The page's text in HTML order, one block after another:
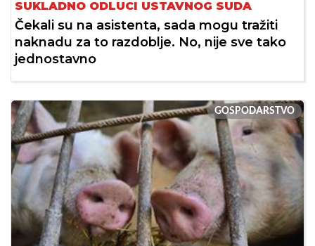
SUKLADNO ODLUCI USTAVNOG SUDA
Čekali su na asistenta, sada mogu tražiti
naknadu za to razdoblje. No, nije sve tako
jednostavno
GOSPODARSTVO